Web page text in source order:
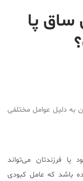
ساق پا
به دلیل عوامل مختلفی
فرزندتان می‌تواند
باشد که عامل کبودی